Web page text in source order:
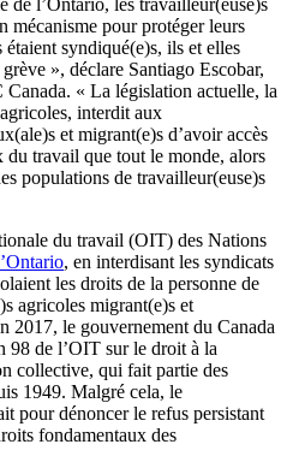
mécanisme pour protéger leurs
syndiqué(e)s, ils et elles
», déclare Santiago Escobar,
« La législation actuelle, la
interdit aux
et migrant(e)s d’avoir accès
du travail que tout le monde, alors
populations de travailleur(euse)s
du travail (OIT) des Nations
, en interdisant les syndicats
les droits de la personne de
agricoles migrant(e)s et
2017, le gouvernement du Canada
98 de l’OIT sur le droit à la
collective, qui fait partie des
1949. Malgré cela, le
pour dénoncer le refus persistant
fondamentaux des